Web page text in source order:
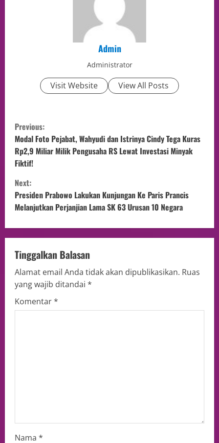
Admin
Administrator
Visit Website View All Posts
Previous:
Modal Foto Pejabat, Wahyudi dan Istrinya Cindy Tega Kuras
Rp2,9 Miliar Milik Pengusaha RS Lewat Investasi Minyak
Fiktif!
Next:
Presiden Prabowo Lakukan Kunjungan Ke Paris Prancis
Melanjutkan Perjanjian Lama SK 63 Urusan 10 Negara
Tinggalkan Balasan
Alamat email Anda tidak akan dipublikasikan. Ruas
yang wajib ditandai *
Komentar*
Nama *